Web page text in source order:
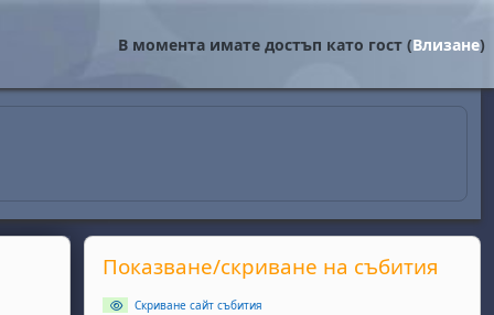
В момента имате достъп като гост (Влизане)
Supplementary blocks
Прескочи Показване/скриване на събития
Показване/скриване на събития
Скриване сайт събития